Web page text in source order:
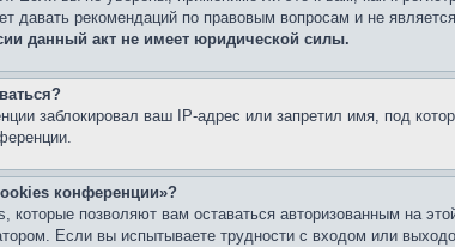
давать рекомендаций по правовым вопросам и не
данный акт не имеет юридической силы.
заблокировал ваш IP-адрес или запретил имя, под
конференции»?
которые позволяют вам оставаться авторизованным на
Если вы испытываете трудности с входом или